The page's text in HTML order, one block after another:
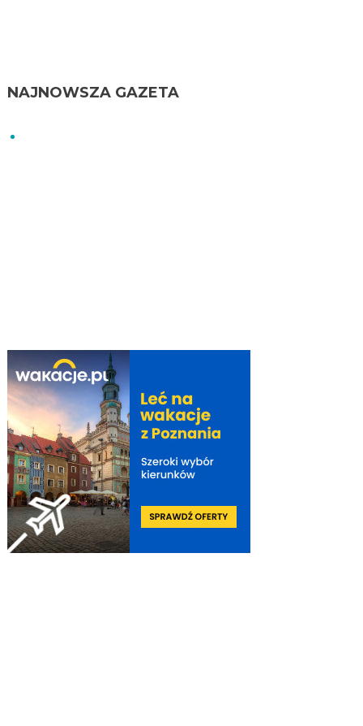
NAJNOWSZA GAZETA